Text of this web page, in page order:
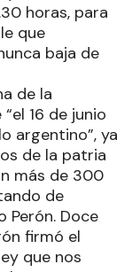
horas, para
que
baja de
de la
16 de junio
argentino”, ya
de la patria
más de 300
de
Perón. Doce
firmó el
que nos